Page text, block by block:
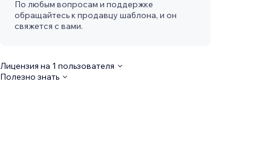
По любым вопросам и поддержке
обращайтесь к продавцу шаблона, и он
свяжется с вами.
Лицензия на 1 пользователя
Полезно знать